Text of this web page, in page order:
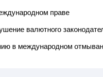
праве
валютного
в международном